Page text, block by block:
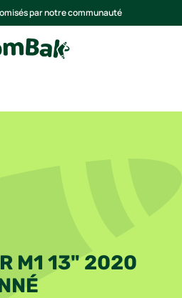
par notre communauté
M1 13" 2020